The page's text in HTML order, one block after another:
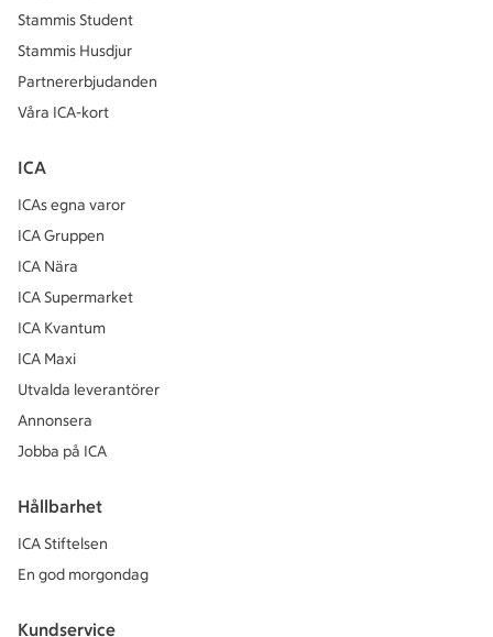
Stammis Student
Stammis Husdjur
Partnererbjudanden
Våra ICA-kort
ICA
ICAs egna varor
ICA Gruppen
ICA Nära
ICA Supermarket
ICA Kvantum
ICA Maxi
Utvalda leverantörer
Annonsera
Jobba på ICA
Hållbarhet
ICA Stiftelsen
En god morgondag
Kundservice